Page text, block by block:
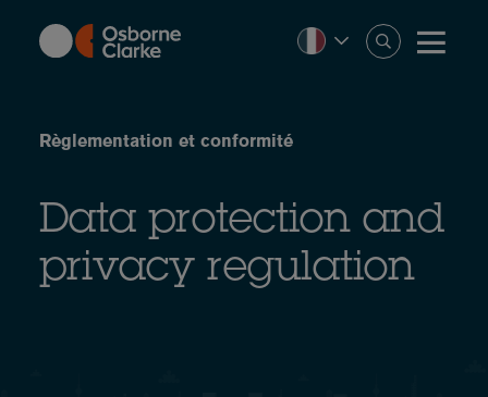
content
Règlementation et conformité
Data protection and
privacy regulation